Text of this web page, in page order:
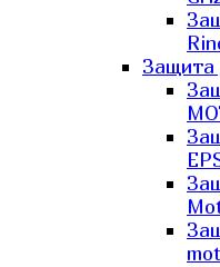
Защита